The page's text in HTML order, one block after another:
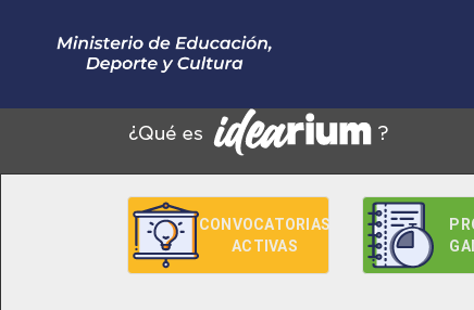
CONVOCATORIAS
ACTIVAS